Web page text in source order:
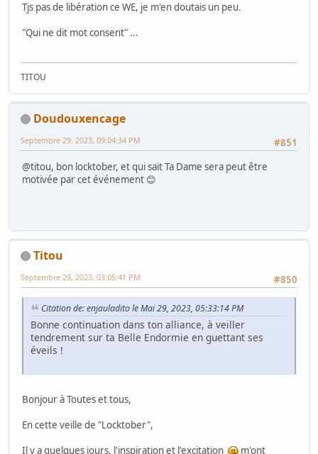
Tjs pas de libération ce WE, je m'en doutais un peu.
"Qui ne dit mot consent" ...
TITOU
Doudouxencage
#851
Septembre 29, 2023, 09:04:34 PM
@titou, bon locktober, et qui sait Ta Dame sera peut être
motivée par cet événement 😊
Titou
#850
Septembre 29, 2023, 03:05:41 PM
Citation de: enjauladito le Mai 29, 2023, 05:33:14 PM
Bonne continuation dans ton alliance, à veiller
tendrement sur ta Belle Endormie en guettant ses
éveils !
Bonjour à Toutes et tous,
En cette veille de "Locktober",
Il y a quelques jours, l'inspiration et l'excitation
m'ont